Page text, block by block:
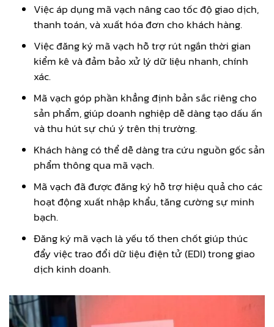
Việc áp dụng mã vạch nâng cao tốc độ giao dịch,
thanh toán, và xuất hóa đơn cho khách hàng.
Việc đăng ký mã vạch hỗ trợ rút ngắn thời gian
kiểm kê và đảm bảo xử lý dữ liệu nhanh, chính
xác.
Mã vạch góp phần khẳng định bản sắc riêng cho
sản phẩm, giúp doanh nghiệp dễ dàng tạo dấu ấn
và thu hút sự chú ý trên thị trường.
Khách hàng có thể dễ dàng tra cứu nguồn gốc sản
phẩm thông qua mã vạch.
Mã vạch đã được đăng ký hỗ trợ hiệu quả cho các
hoạt động xuất nhập khẩu, tăng cường sự minh
bạch.
Đăng ký mã vạch là yếu tố then chốt giúp thúc
đẩy việc trao đổi dữ liệu điện tử (EDI) trong giao
dịch kinh doanh.